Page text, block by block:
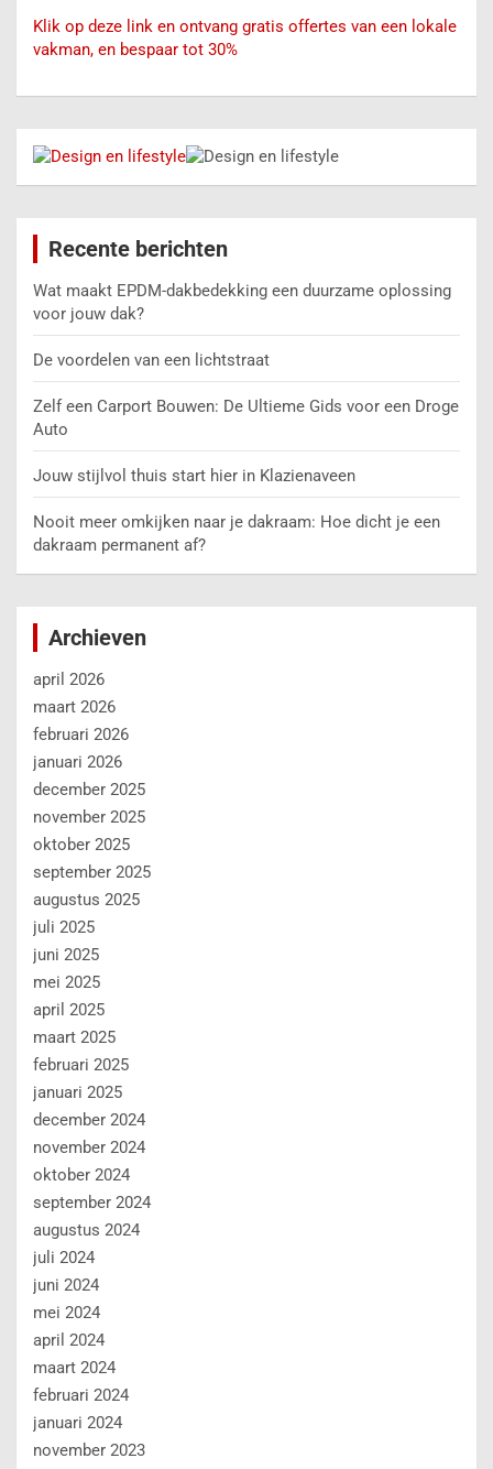
Klik op deze link en ontvang gratis offertes van een lokale
vakman, en bespaar tot 30%
Recente berichten
Wat maakt EPDM-dakbedekking een duurzame oplossing
voor jouw dak?
De voordelen van een lichtstraat
Zelf een Carport Bouwen: De Ultieme Gids voor een Droge
Auto
Jouw stijlvol thuis start hier in Klazienaveen
Nooit meer omkijken naar je dakraam: Hoe dicht je een
dakraam permanent af?
Archieven
april 2026
maart 2026
februari 2026
januari 2026
december 2025
november 2025
oktober 2025
september 2025
augustus 2025
juli 2025
juni 2025
mei 2025
april 2025
maart 2025
februari 2025
januari 2025
december 2024
november 2024
oktober 2024
september 2024
augustus 2024
juli 2024
juni 2024
mei 2024
april 2024
maart 2024
februari 2024
januari 2024
november 2023